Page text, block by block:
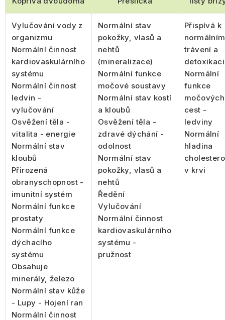
Vylučování vody z
organizmu
Normální činnost
kardiovaskulárního
systému
Normální činnost
ledvin -
vylučování
Osvěžení těla -
vitalita - energie
Normální stav
kloubů
Přirozená
obranyschopnost -
imunitní systém
Normální funkce
prostaty
Normální funkce
dýchacího
systému
Obsahuje
minerály, železo
Normální stav kůže
- Lupy - Hojení ran
Normální činnost
Normální stav
pokožky, vlasů a
nehtů
(mineralizace)
Normální funkce
močové soustavy
Normální stav kostí
a kloubů
Osvěžení těla -
zdravé dýchání -
odolnost
Normální stav
pokožky, vlasů a
nehtů
Ředění
Vylučování
Normální činnost
kardiovaskulárního
systému -
pružnost
Přispívá k
trávení a
detoxikaci
Normální
funkce
močových
cest -
ledviny
Normální
hladina
v krvi